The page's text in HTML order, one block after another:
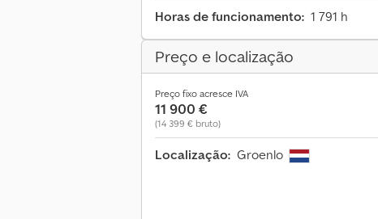
Horas de funcionamento: 1 791 h
Preço e localização
Preço fixo acresce IVA
11 900 €
(14 399 € bruto)
Localização: Groenlo